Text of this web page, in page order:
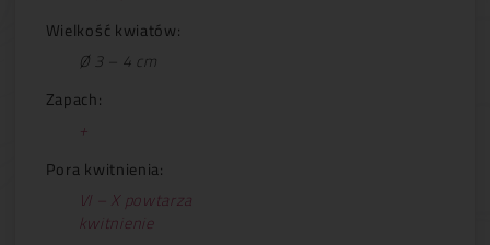
Wielkość kwiatów:
Ø 3 – 4 cm
Zapach:
+
Pora kwitnienia:
VI – X powtarza
kwitnienie